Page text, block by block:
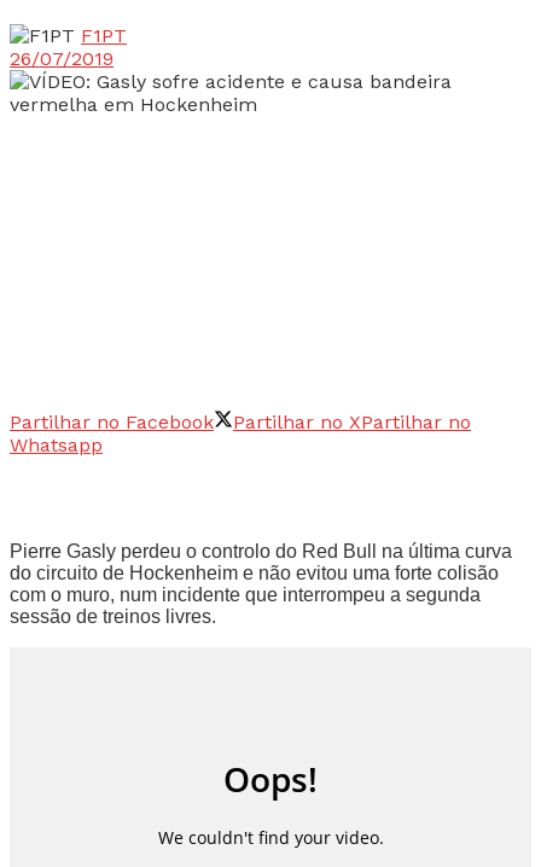
F1PT
26/07/2019
Partilhar no Facebook Partilhar no XPartilhar no
Whatsapp
Pierre Gasly perdeu o controlo do Red Bull na última curva
do circuito de Hockenheim e não evitou uma forte colisão
com o muro, num incidente que interrompeu a segunda
sessão de treinos livres.